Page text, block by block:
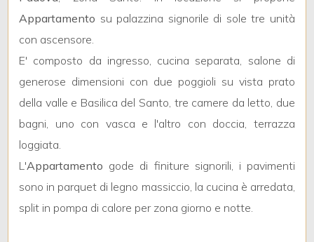
Appartamento su palazzina signorile di sole tre unità
con ascensore.
E' composto da ingresso, cucina separata, salone di
generose dimensioni con due poggioli su vista prato
della valle e Basilica del Santo, tre camere da letto, due
bagni, uno con vasca e l'altro con doccia, terrazza
loggiata.
L'Appartamento gode di finiture signorili, i pavimenti
sono in parquet di legno massiccio, la cucina è arredata,
split in pompa di calore per zona giorno e notte.
Qualsiasi
1
2
3
4